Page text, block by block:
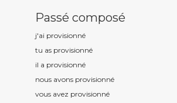
Passé composé
j'ai provisionné
tu as provisionné
il a provisionné
nous avons provisionné
vous avez provisionné